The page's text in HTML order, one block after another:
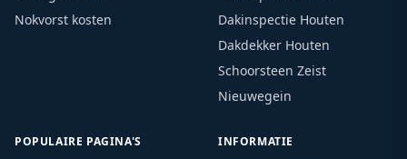
Nokvorst kosten
Dakinspectie Houten
Dakdekker Houten
Schoorsteen Zeist
Nieuwegein
POPULAIRE PAGINA'S INFORMATIE